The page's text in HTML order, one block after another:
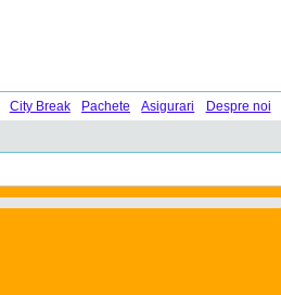
City Break Pachete Asigurari Despre noi